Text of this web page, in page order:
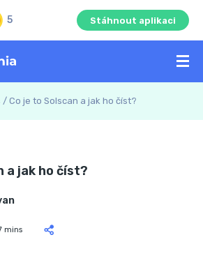
5 Stáhnout aplikaci
/ Co je to Solscan a jak ho číst?
a jak ho číst?
mins